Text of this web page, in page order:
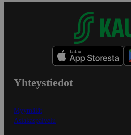
Yhteystiedot
Myymälät
Asiakaspalvelu